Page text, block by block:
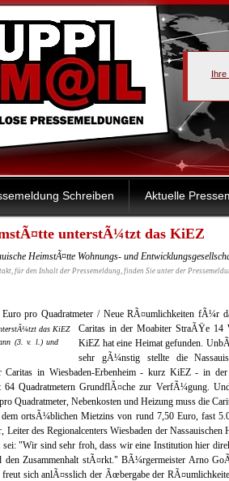
Ihre
Schreiben Aktuelle
unterstÃ¼tzt das KiEZ
HeimstÃ¤tte Wohnungs- und
für den Inhalt der Pressemeldung, finden Sie unter der
pro Quadratmeter / Neue RÃ¤umlichkeiten fÃ¼r
Caritas in der Moabiter StraÃŸe 14
(3. v. l.) und
KiEZ hat eine Heimat gefunden.
sehr gÃ¼nstig stellte die
Caritas in Wiesbaden-Erbenheim - kurz KiEZ - in
64 Quadratmetern GrundflÃ¤che zur VerfÃ¼gung.
Quadratmeter, Nebenkosten und Heizung muss die
ortsÃ¼blichen Mietzins von rund 7,50 Euro, fast
Leiter des Regionalcenters Wiesbaden der Nassauischen
sei: "Wir sind sehr froh, dass wir eine Institution hier
den Zusammenhalt stÃ¤rkt." BÃ¼rgermeister Arno
freut sich anlÃ¤sslich der Ãœbergabe der